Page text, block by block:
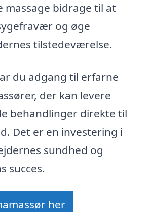
massage bidrage til at
og øge
tilstedeværelse.
du adgang til erfarne
der kan levere
behandlinger direkte til
Det er en investering i
sundhed og
succes.
her